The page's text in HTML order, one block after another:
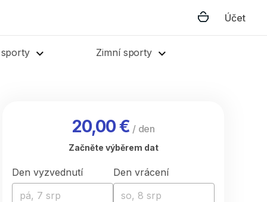
Účet
Zimní sporty
20,00 € / den
Začněte výběrem dat
Den vyzvednutí
pá, 7 srp
Den vrácení
so, 8 srp